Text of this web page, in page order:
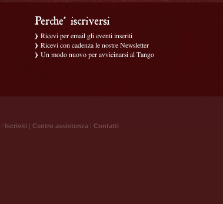
Ricevi per email gli eventi inseriti
Ricevi con cadenza le nostre Newsletter
Un modo nuovo per avvicinarsi al Tango
| Iscriviti | Centro assistenza | Contatti